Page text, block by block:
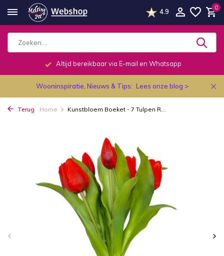
4.9
0
Altijd bereikbaar via E-mail en Whatsapp
Wooninspiratie, Nieuws & Tips: Lees onze blog >
Terug Home Kunstbloem Boeket - 7 Tulpen R...